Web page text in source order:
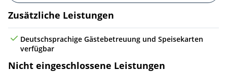
Zusätzliche Leistungen
Deutschsprachige Gästebetreuung und Speisekarten
verfügbar
Nicht eingeschlossene Leistungen